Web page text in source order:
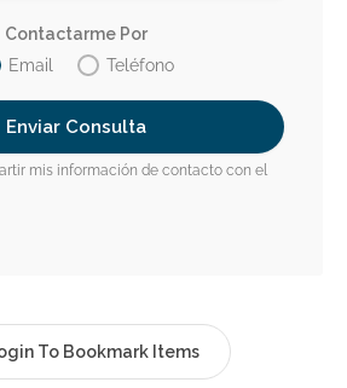
Contactarme Por
Email
Teléfono
mis información de contacto con el
To Bookmark Items